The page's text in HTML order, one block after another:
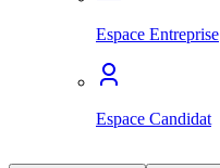
Espace Entreprise
Espace Candidat